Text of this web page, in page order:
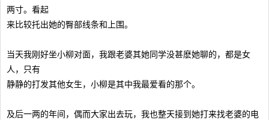
两寸。看起
来比较托出她的臀部线条和上围。
当天我刚好坐小柳对面，我跟老婆其她同学没甚麽她聊的，都是女
人，只有
静静的打发其他女生，小柳是其中我最爱看的那个。
及后一两的年间，偶而大家出去玩，我也整天接到她打来找老婆的电